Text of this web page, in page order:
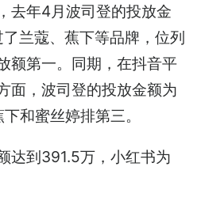
去年4月波司登的投放金
兰蔻、蕉下等品牌，位列
额第一。同期，在抖音平
面，波司登的投放金额为
和蜜丝婷排第三。
达到391.5万，小红书为